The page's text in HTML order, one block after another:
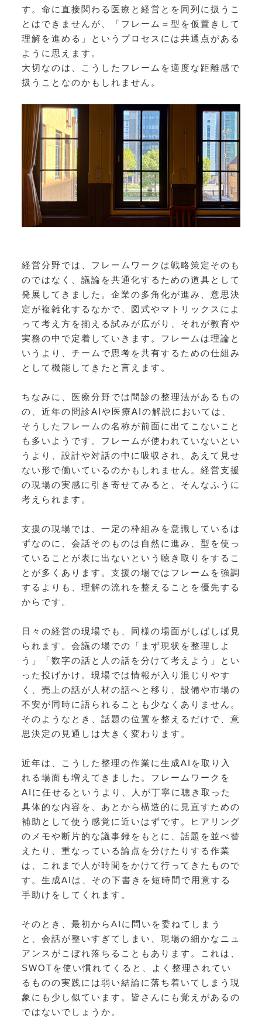
す。命に直接関わる医療と経営とを同列に扱うこ
とはできませんが、「フレーム＝型を仮置きして
理解を進める」というプロセスには共通点がある
ように思えます。
大切なのは、こうしたフレームを適度な距離感で
扱うことなのかもしれません。
経営分野では、フレームワークは戦略策定そのも
のではなく、議論を共通化するための道具として
発展してきました。企業の多角化が進み、意思決
定が複雑化するなかで、図式やマトリックスによ
って考え方を揃える試みが広がり、それが教育や
実務の中で定着していきます。フレームは理論と
いうより、チームで思考を共有するための仕組み
として機能してきたと言えます。
ちなみに、医療分野では問診の整理法があるもの
の、近年の問診AIや医療AIの解説においては、
そうしたフレームの名称が前面に出てこないこと
も多いようです。フレームが使われていないとい
うより、設計や対話の中に吸収され、あえて見せ
ない形で働いているのかもしれません。経営支援
の現場の実感に引き寄せてみると、そんなふうに
考えられます。
支援の現場では、一定の枠組みを意識しているは
ずなのに、会話そのものは自然に進み、型を使っ
ていることが表に出ないという聴き取りをするこ
とが多くあります。支援の場ではフレームを強調
するよりも、理解の流れを整えることを優先する
からです。
日々の経営の現場でも、同様の場面がしばしば見
られます。会議の場での「まず現状を整理しよ
う」「数字の話と人の話を分けて考えよう」とい
った投げかけ。現場では情報が入り混じりやす
く、売上の話が人材の話へと移り、設備や市場の
不安が同時に語られることも少なくありません。
そのようなとき、話題の位置を整えるだけで、意
思決定の見通しは大きく変わります。
近年は、こうした整理の作業に生成AIを取り入
れる場面も増えてきました。フレームワークを
AIに任せるというより、人が丁寧に聴き取った
具体的な内容を、あとから構造的に見直すための
補助として使う感覚に近いはずです。ヒアリング
のメモや断片的な議事録をもとに、話題を並べ替
えたり、重なっている論点を分けたりする作業
は、これまで人が時間をかけて行ってきたもので
す。生成AIは、その下書きを短時間で用意する
手助けをしてくれます。
そのとき、最初からAIに問いを委ねてしまう
と、会話が整いすぎてしまい、現場の細かなニュ
アンスがこぼれ落ちることもあります。これは、
SWOTを使い慣れてくると、よく整理されてい
るものの実践には弱い結論に落ち着いてしまう現
象にも少し似ています。皆さんにも覚えがあるの
ではないでしょうか。